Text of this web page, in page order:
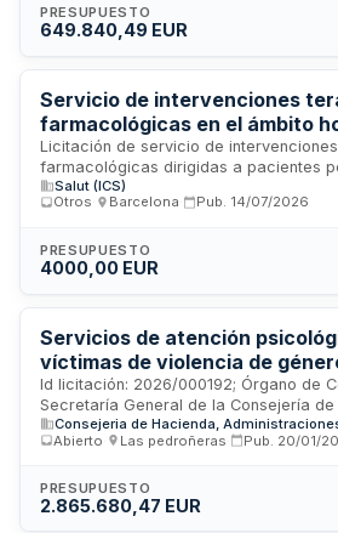
Sector Público. Los servicios se
municipales y se someterán a los
PRESUPUESTO
649.840,49 EUR
Servicio de intervenciones
farmacológicas en el ámbito
pediátrico - Consorci
Taulí
Licitación de servicio de
farmacológicas dirigidas a pacientes
hospitalizados del Consorci Corporació
de Sabadell. El servicio comprende
menores en contexto hospitalario,
enfoques terapéuticos
bienestar integral que proporcione
profesional durante la estancia
Salut (ICS)
Otros
Barcelona Pub. 14/07/2026
PRESUPUESTO
4000,00 EUR
Servicios de atención
víctimas de violencia de
Mancha.
Id licitación: 2026/000192; Órgano de
Secretaría General de la Consejería de
Administraciones Públicas y
Junta de Comunidades de Castilla-La
Abierto
Las pedroñeras Pub. 20/01/
PRESUPUESTO
2.865.680,47 EUR